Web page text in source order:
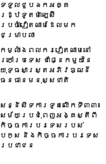
ទទួលជួបឯកអគ្គ
រដ្ឋទូតម៉ាឡេស៊ី
ប្រចាំវៀតណាមដែលមក
ជម្រាបលា
កម្លាំងពលករ​វៀតណាមនៅ
ក្រៅប្រទេស ជាផ្នែកមួយនៃ
យុទ្ធសាស្ត្រអភិវឌ្ឍន៍
ធនធានមនុស្សជាតិ
សន្និសីទការទូតលើកទី៣៣៖
សម័យប្រជុំពេញអង្គស្តីពី
កិច្ច​ការបរទេសរបស់​
បក្ស និងកិច្ច​ការបរទេស
ប្រជាជន